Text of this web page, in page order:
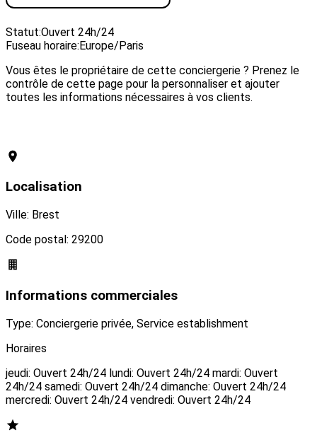
Statut:Ouvert 24h/24
Fuseau horaire:Europe/Paris
Vous êtes le propriétaire de cette conciergerie ? Prenez le
contrôle de cette page pour la personnaliser et ajouter
toutes les informations nécessaires à vos clients.
Localisation
Ville: Brest
Code postal: 29200
Informations commerciales
Type: Conciergerie privée, Service establishment
Horaires
jeudi: Ouvert 24h/24 lundi: Ouvert 24h/24 mardi: Ouvert
24h/24 samedi: Ouvert 24h/24 dimanche: Ouvert 24h/24
mercredi: Ouvert 24h/24 vendredi: Ouvert 24h/24